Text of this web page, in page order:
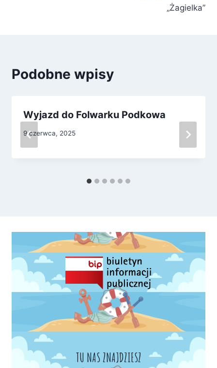
„Żagielka”
Podobne wpisy
Wyjazd do Folwarku Podkowa
9 czerwca, 2025
TU NAS ZNAJDZIESZ